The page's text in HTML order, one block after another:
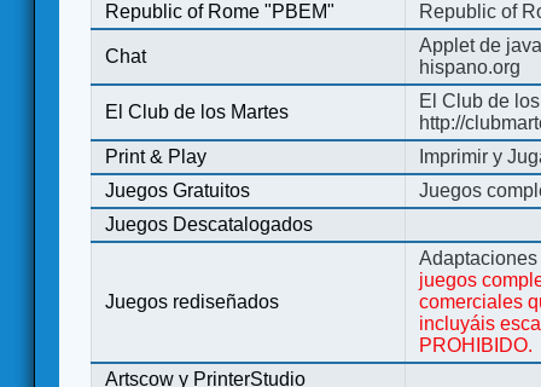
Republic of Rome "PBEM"
Republic of
Chat
Applet de
hispano.org
El Club de los Martes
El Club de
http://
Print & Play
Imprimir y
Juegos Gratuitos
Juegos
Juegos Descatalogados
Juegos rediseñados
juegos
comerciales
incluyáis
PROHIBIDO.
Artscow y PrinterStudio